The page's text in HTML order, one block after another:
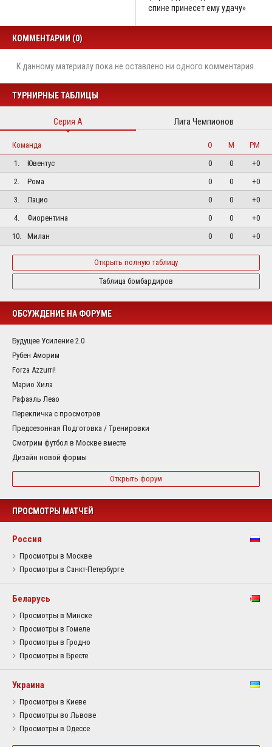
спине принесет ему удачу»
КОММЕНТАРИИ (0)
К данному материалу пока не оставлено ни одного комментария.
ТУРНИРНЫЕ ТАБЛИЦЫ
Серия А Лига Чемпионов
Команда О М
РМ
1.
Ювентус 0 0
+0
2.
Рома 0 0
+0
3.
Лацио 0 0
+0
4.
Фиорентина 0 0
+0
10.
Милан 0 0 +0
Открыть полную таблицу
Таблица бомбардиров
ОБСУЖДЕНИЕ НА ФОРУМЕ
Будущее Усиление 2.0
Рубен Аморим
Forza Azzurri!
Марио Хила
Рафаэль Леао
Перекличка с просмотров
Предсезонная Подготовка / Тренировки
Смотрим футбол в Москве вместе
Дизайн новой формы
Открыть форум
ПРОСМОТРЫ МАТЧЕЙ
Россия
Просмотры в Москве
Просмотры в Санкт-Петербурге
Беларусь
Просмотры в Минске
Просмотры в Гомеле
Просмотры в Гродно
Просмотры в Бресте
Украина
Просмотры в Киеве
Просмотры во Львове
Просмотры в Одессе